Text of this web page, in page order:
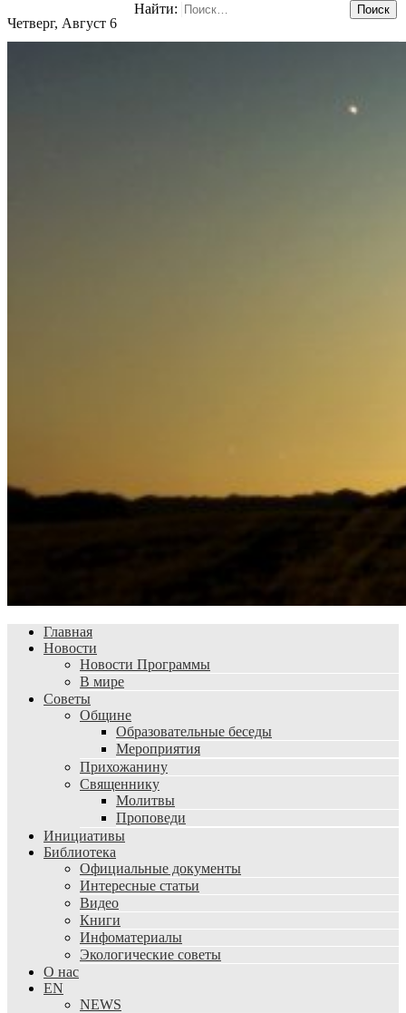
Четверг, Август 6
Найти:
Главная
Новости
Новости Программы
В мире
Советы
Общине
Образовательные беседы
Мероприятия
Прихожанину
Священнику
Молитвы
Проповеди
Инициативы
Библиотека
Официальные документы
Интересные статьи
Видео
Книги
Инфоматериалы
Экологические советы
О нас
EN
NEWS